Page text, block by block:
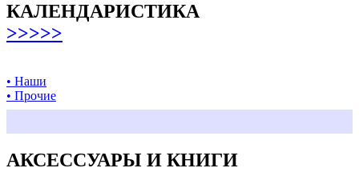
КАЛЕНДАРИСТИКА
>>>>>
• Наши
• Прочие
АКСЕССУАРЫ И КНИГИ